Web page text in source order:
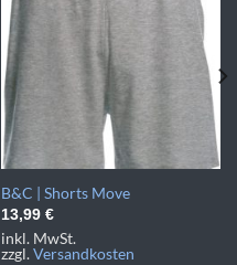
B&C | Shorts Move
13,99 €
inkl. MwSt.
zzgl.Versandkosten